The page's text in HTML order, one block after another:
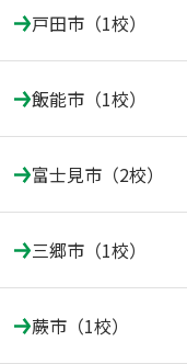
戸田市（1校）
飯能市（1校）
富士見市（2校）
三郷市（1校）
蕨市（1校）